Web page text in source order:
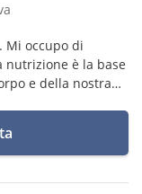
Mi occupo di
nutrizione è la base
e della nostra